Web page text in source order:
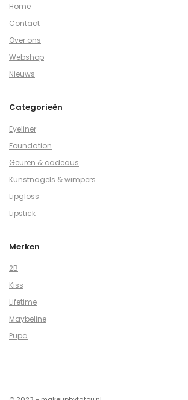
Home
Contact
Over ons
Webshop
Nieuws
Categorieën
Eyeliner
Foundation
Geuren & cadeaus
Kunstnagels & wimpers
Lipgloss
Lipstick
Merken
2B
Kiss
Lifetime
Maybeline
Pupa